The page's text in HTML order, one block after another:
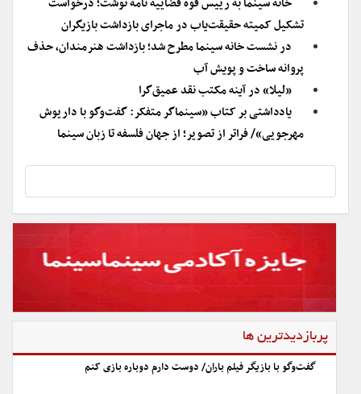
تشکیل کمیته حقیقت‌یاب در ماجرای بازداشت بازیگران
در نشست خانه سینما مطرح شد؛ بازداشت هنرمندان، حذف
پروانه ساخت و پویش آب
«لیلا» در آینه مکتب نقد عمیق‌گرا
یادداشتی بر کتاب «سینماگر متفکر: گفت‌وگو با داریوش
مهرجویی»/ فراتر از تصویر؛ از جهان فلسفه تا زبان سینما
پربازدیدترین ها
گفت‌وگو با بازیگر فیلم باران/ دوست دارم دوباره بازی کنم